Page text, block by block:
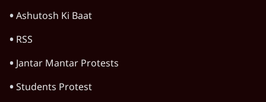
Ashutosh Ki Baat
RSS
Jantar Mantar Protests
Students Protest